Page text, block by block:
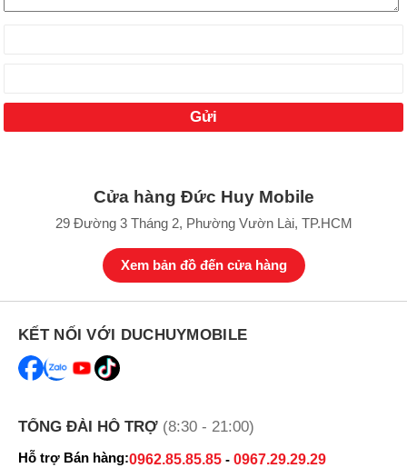
Cửa hàng Đức Huy Mobile
29 Đường 3 Tháng 2, Phường Vườn Lài, TP.HCM
Xem bản đồ đến cửa hàng
KẾT NỐI VỚI DUCHUYMOBILE
TỔNG ĐÀI HỖ TRỢ (8:30 - 21:00)
Hỗ trợ Bán hàng:0962.85.85.85 - 0967.29.29.29